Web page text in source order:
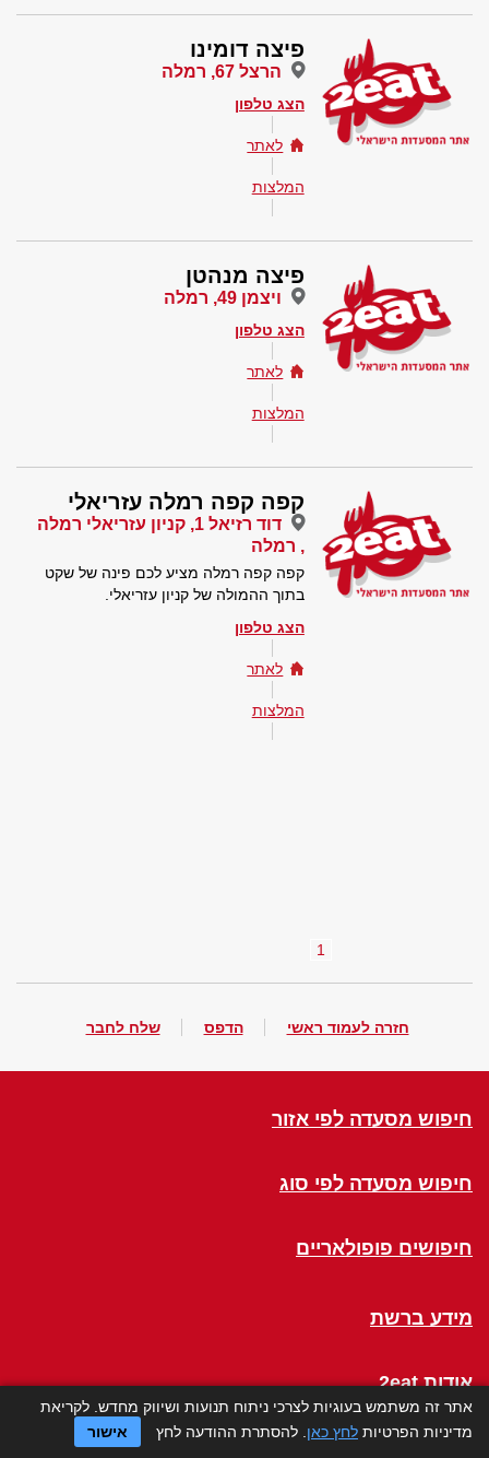
פיצה דומינו
הרצל 67, רמלה
הצג טלפון
לאתר
המלצות
פיצה מנהטן
ויצמן 49, רמלה
הצג טלפון
לאתר
המלצות
קפה קפה רמלה עזריאלי
דוד רזיאל 1, קניון עזריאלי רמלה
, רמלה
קפה קפה רמלה מציע לכם פינה של שקט
בתוך ההמולה של קניון עזריאלי.
הצג טלפון
לאתר
המלצות
1
חזרה לעמוד ראשי הדפס שלח לחבר
חיפוש מסעדה לפי אזור
חיפוש מסעדה לפי סוג
חיפושים פופולאריים
מידע ברשת
אודות 2eat
Click a Table
אתר זה משתמש בעוגיות לצרכי ניתוח תנועות ושיווק מחדש. לקריאת
מדיניות הפרטיות לחץ כאן . להסתרת ההודעה לחץ אישור